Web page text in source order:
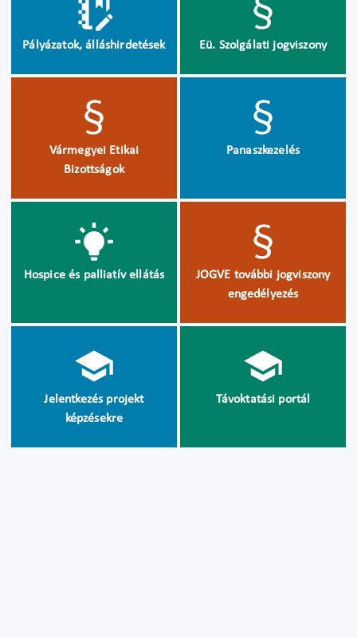
Pályázatok, álláshirdetések Eü. Szolgálati jogviszony
Vármegyei Etikai
Bizottságok
Panaszkezelés
Hospice és palliatív ellátás
JOGVE további jogviszony
engedélyezés
Jelentkezés projekt
képzésekre
Távoktatási portál